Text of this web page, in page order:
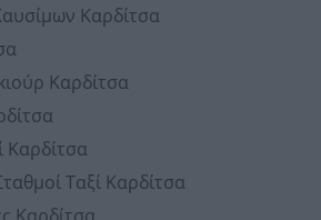
Καρδίτσα
Καρδίτσα
Καρδίτσα
Ταξί Καρδίτσα